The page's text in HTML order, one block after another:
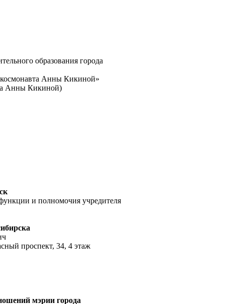
образования города
Анны Кикиной»
Анны Кикиной)
и полномочия учредителя
проспект, 34, 4 этаж
мэрии города